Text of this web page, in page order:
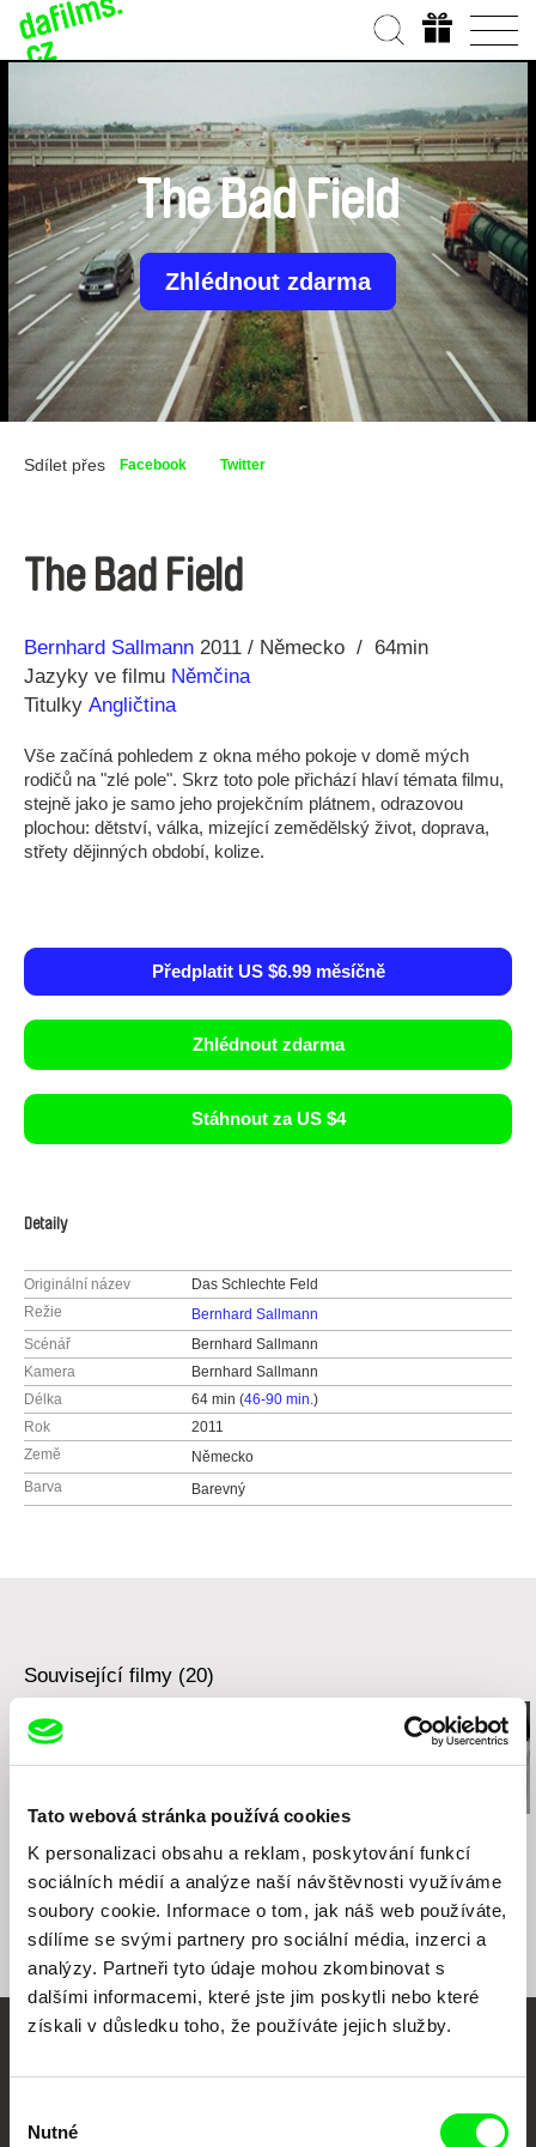
Tato webová stránka používá cookies
K personalizaci obsahu a reklam, poskytování funkcí
sociálních médií a analýze naší návštěvnosti využíváme
soubory cookie. Informace o tom, jak náš web používáte,
sdílíme se svými partnery pro sociální média, inzerci a
analýzy. Partneři tyto údaje mohou zkombinovat s
dalšími informacemi, které jste jim poskytli nebo které
získali v důsledku toho, že používáte jejich služby.
souhlasu
Nutné
The Bad Field
Zhlédnout zdarma
Sdílet přes Facebook Twitter
The Bad Field
Režie
Bernhard Sallmann
Rok 2011 Německo
64min
Jazyky ve filmu Němčina
Titulky Angličtina
Vše začíná pohledem z okna mého pokoje v domě mých
rodičů na "zlé pole". Skrz toto pole přichází hlaví témata filmu,
stejně jako je samo jeho projekčním plátnem, odrazovou
plochou: dětství, válka, mizející zemědělský život, doprava,
střety dějinných období, kolize.
Předplatit US $6.99 měsíčně
Zhlédnout zdarma
Stáhnout za US $4
Detaily
Originální název
Das Schlechte Feld
Režie
Bernhard Sallmann
Scénář
Bernhard Sallmann
Kamera
Bernhard Sallmann
Délka
64 min (46-90 min.)
Rok
2011
Země
Německo
Barva
Barevný
Související filmy (20)
Ashes My Family in 17 Takes Bellavista